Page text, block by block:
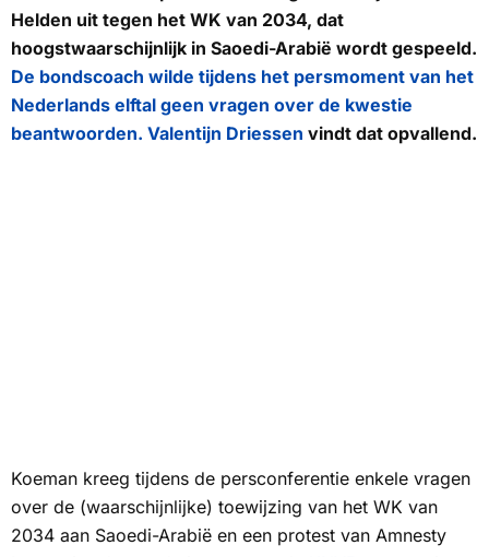
Helden uit tegen het WK van 2034, dat
hoogstwaarschijnlijk in Saoedi-Arabië wordt gespeeld.
De bondscoach wilde tijdens het persmoment van het
Nederlands elftal geen vragen over de kwestie
beantwoorden. Valentijn Driessen vindt dat opvallend.
Koeman kreeg tijdens de persconferentie enkele vragen
over de (waarschijnlijke) toewijzing van het WK van
2034 aan Saoedi-Arabië en een protest van Amnesty